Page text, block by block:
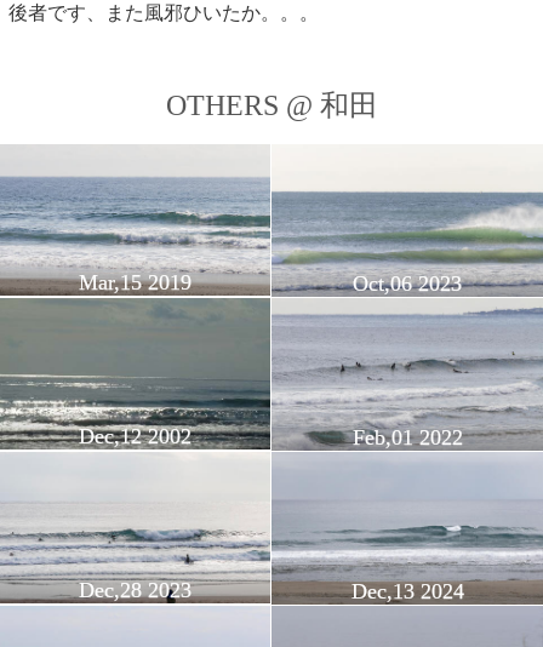
後者です、また風邪ひいたか。。。
OTHERS @ 和田
Mar,15 2019 Oct,06 2023
Dec,12 2002 Feb,01 2022
Dec,28 2023 Dec,13 2024